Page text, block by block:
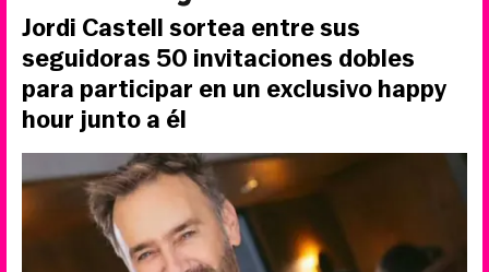
Jordi Castell sortea entre sus
seguidoras 50 invitaciones dobles
para participar en un exclusivo happy
hour junto a él